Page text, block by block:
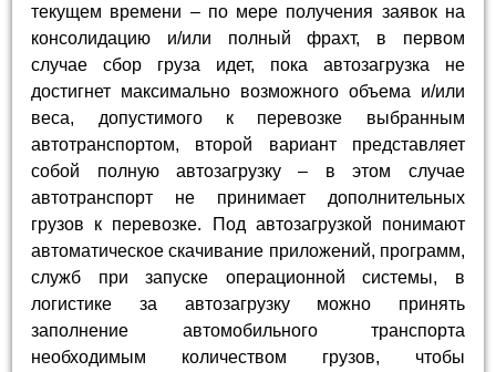
текущем времени – по мере получения заявок на
консолидацию и/или полный фрахт, в первом
случае сбор груза идет, пока автозагрузка не
достигнет максимально возможного объема и/или
веса, допустимого к перевозке выбранным
автотранспортом, второй вариант представляет
собой полную автозагрузку – в этом случае
автотранспорт не принимает дополнительных
грузов к перевозке. Под автозагрузкой понимают
автоматическое скачивание приложений, программ,
служб при запуске операционной системы, в
логистике за автозагрузку можно принять
заполнение автомобильного транспорта
необходимым количеством грузов, чтобы